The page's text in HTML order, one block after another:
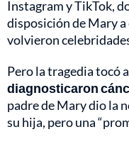
Instagram y TikTok,
disposición de Mary a
volvieron
Pero la tragedia tocó
diagnosticaron
padre de Mary dio la
su hija, pero una